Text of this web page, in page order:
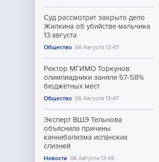
Культура
Суд рассмотрит закрыто дело
Жилкина об убийстве мальчика
13 августа
Общество 06 Августа 13:47
Ректор МГИМО Торкунов:
олимпиадники заняли 57-58%
бюджетных мест
Общество 06 Августа 13:47
Эксперт ВШЭ Тельнова
объяснила причины
каннибализма испанских
слизней
Новости 06 Августа 13:46